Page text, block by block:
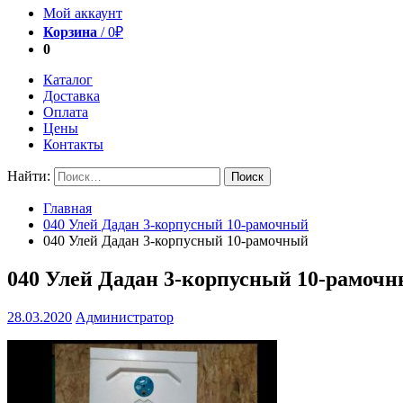
Мой аккаунт
Корзина /0₽
0
Каталог
Доставка
Оплата
Цены
Контакты
Найти:
Главная
040 Улей Дадан 3-корпусный 10-рамочный
040 Улей Дадан 3-корпусный 10-рамочный
040 Улей Дадан 3-корпусный 10-
28.03.2020 Администратор